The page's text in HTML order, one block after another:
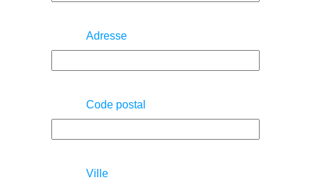
Adresse
Code postal
Ville